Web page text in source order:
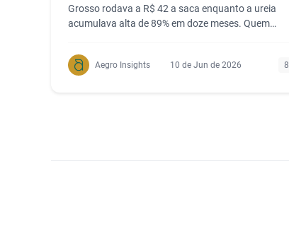
Grosso rodava a R$ 42 a saca enquanto a ureia
acumulava alta de 89% em doze meses. Quem
Aegro Insights 10 de Jun de 2026 8